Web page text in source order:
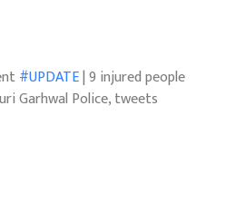
#UPDATE| 9 injured people
Garhwal Police, tweets